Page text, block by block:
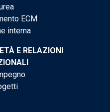
ECM
interna
E RELAZIONI